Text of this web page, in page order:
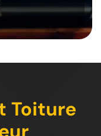
Toiture